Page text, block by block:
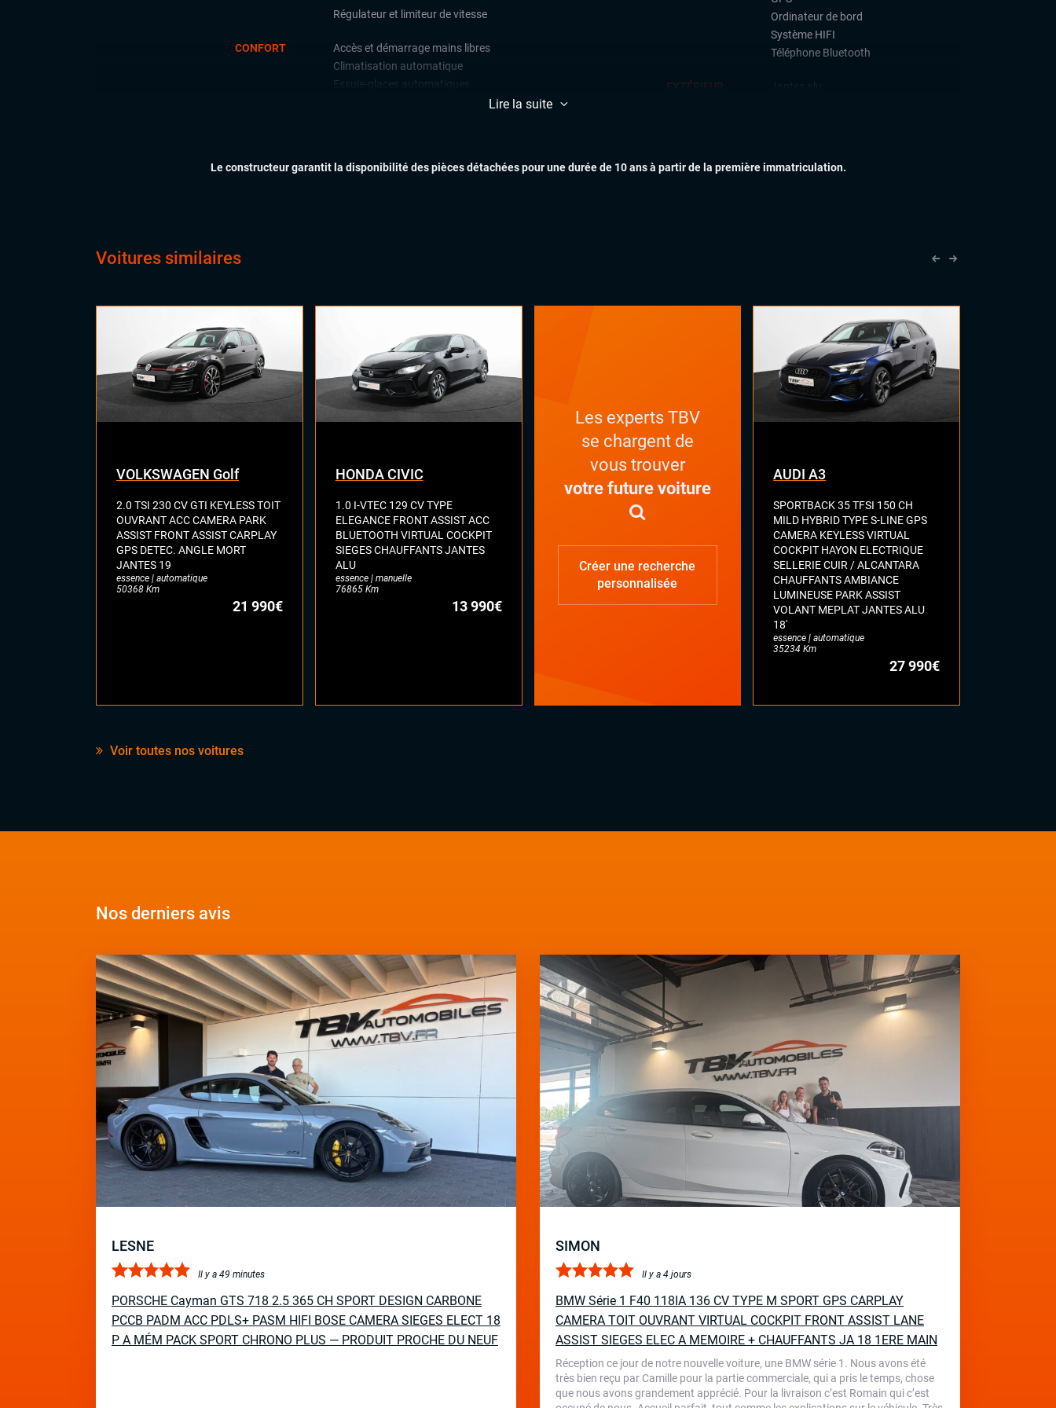
Régulateur et limiteur de vitesse
CONFORT
Accès et démarrage mains libres
Climatisation automatique
Essuie-glaces automatiques
Ordinateur de bord
Système HIFI
Téléphone Bluetooth
EXTÉRIEUR
Lire la suite
Le constructeur garantit la disponibilité des pièces détachées pour une durée de 10 ans à partir de la première immatriculation.
Voitures similaires
VOLKSWAGEN Golf
2.0 TSI 230 CV GTI KEYLESS TOIT
OUVRANT ACC CAMERA PARK
ASSIST FRONT ASSIST CARPLAY
GPS DETEC. ANGLE MORT
JANTES 19
essence | automatique
50368 Km
21 990€
HONDA CIVIC
1.0 I-VTEC 129 CV TYPE
ELEGANCE FRONT ASSIST ACC
BLUETOOTH VIRTUAL COCKPIT
SIEGES CHAUFFANTS JANTES
ALU
essence | manuelle
76865 Km
13 990€
Les experts TBV
se chargent de
vous trouver
votre future voiture
Créer une recherche
personnalisée
AUDI A3
SPORTBACK 35 TFSI 150 CH
MILD HYBRID TYPE S-LINE GPS
CAMERA KEYLESS VIRTUAL
COCKPIT HAYON ELECTRIQUE
SELLERIE CUIR / ALCANTARA
CHAUFFANTS AMBIANCE
LUMINEUSE PARK ASSIST
VOLANT MEPLAT JANTES ALU
18'
essence | automatique
35234 Km
27 990€
Voir toutes nos voitures
Nos derniers avis
LESNE
Il y a 49 minutes
PORSCHE Cayman GTS 718 2.5 365 CH SPORT DESIGN CARBONE
PCCB PADM ACC PDLS+ PASM HIFI BOSE CAMERA SIEGES ELECT 18
P A MÉM PACK SPORT CHRONO PLUS — PRODUIT PROCHE DU NEUF
SIMON
Il y a 4 jours
BMW Série 1 F40 118IA 136 CV TYPE M SPORT GPS CARPLAY
CAMERA TOIT OUVRANT VIRTUAL COCKPIT FRONT ASSIST LANE
ASSIST SIEGES ELEC A MEMOIRE + CHAUFFANTS JA 18 1ERE MAIN
Réception ce jour de notre nouvelle voiture, une BMW série 1. Nous avons été
très bien reçu par Camille pour la partie commerciale, qui a pris le temps, chose
que nous avons grandement apprécié. Pour la livraison c’est Romain qui c’est